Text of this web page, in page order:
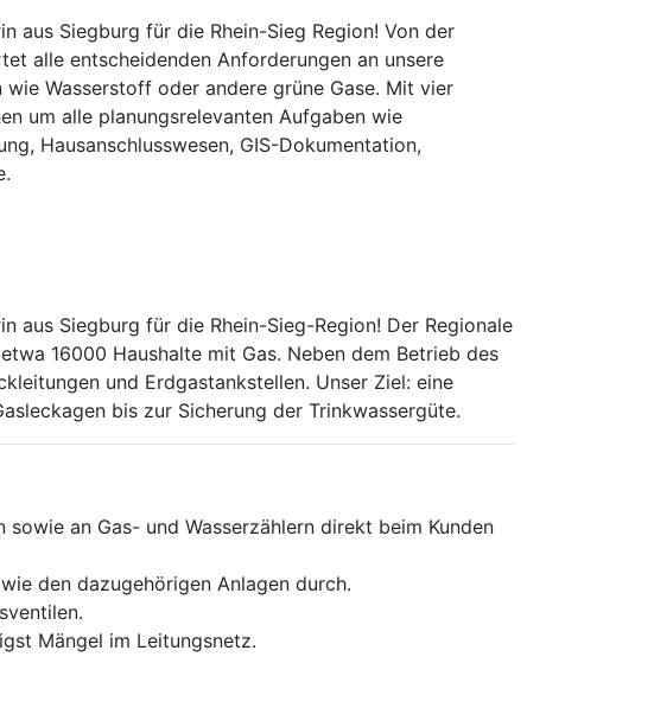
aus Siegburg für die Rhein-Sieg Region! Von der
alle entscheidenden Anforderungen an unsere
Wasserstoff oder andere grüne Gase. Mit vier
um alle planungsrelevanten Aufgaben wie
Hausanschlusswesen, GIS-Dokumentation,
aus Siegburg für die Rhein-Sieg-Region! Der Regionale
16000 Haushalte mit Gas. Neben dem Betrieb des
und Erdgastankstellen. Unser Ziel: eine
bis zur Sicherung der Trinkwassergüte.
an Gas- und Wasserzählern direkt beim Kunden
den dazugehörigen Anlagen durch.
Mängel im Leitungsnetz.